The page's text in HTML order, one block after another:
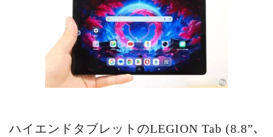
ハイエンドタブレットのLEGION Tab (8.8”､